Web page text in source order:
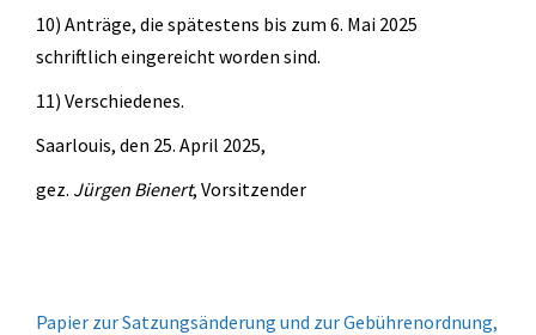
10) Anträge, die spätestens bis zum 6. Mai 2025
schriftlich eingereicht worden sind.
11) Verschiedenes.
Saarlouis, den 25. April 2025,
gez. Jürgen Bienert, Vorsitzender
Papier zur Satzungsänderung und zur Gebührenordnung,